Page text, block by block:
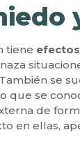
tiene
se
que se
de
en ellas,